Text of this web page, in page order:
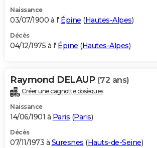
Naissance
03/07/1900 à l' Épine (Hautes-Alpes)
Décès
04/12/1975 à l' Épine (Hautes-Alpes)
Raymond DELAUP (72 ans)
Créer une cagnotte obsèques
Naissance
14/06/1901 à Paris (Paris)
Décès
07/11/1973 à Suresnes (Hauts-de-Seine)